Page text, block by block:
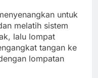
untuk
melatih sistem
lalu lompat
tangan ke
lompatan